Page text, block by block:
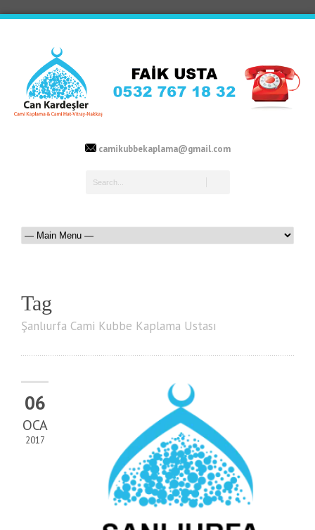
camikubbekaplama@gmail.com
Tag
Şanlıurfa Cami Kubbe Kaplama Ustası
06
OCA
2017